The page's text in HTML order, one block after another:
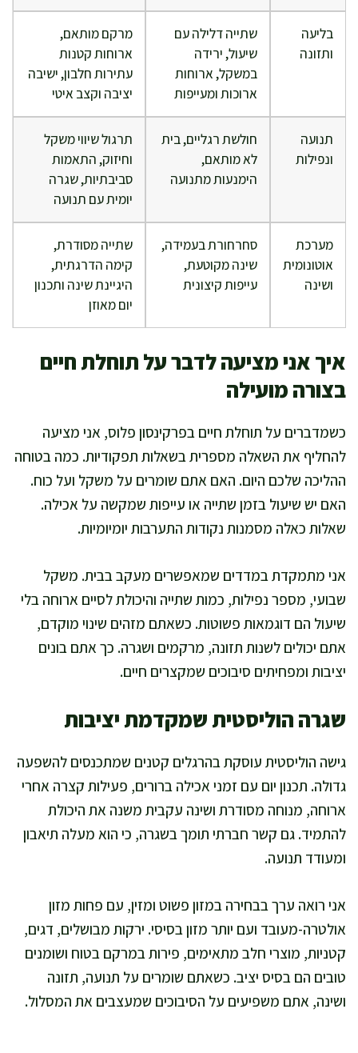
בליעה
ותזונה
שתייה דלילה עם
שיעול, ירידה
במשקל, ארוחות
ארוכות ומעייפות
מרקם מותאם,
ארוחות קטנות
עתירות חלבון, ישיבה
יציבה וקצב איטי
תנועה
ונפילות
חולשת רגליים, בית
לא מותאם,
הימנעות מתנועה
תרגול שיווי משקל
וחיזוק, התאמות
סביבתיות, שגרה
יומית עם תנועה
מערכת
אוטונומית
ושינה
סחרחורת בעמידה,
שינה מקוטעת,
עייפות קיצונית
שתייה מסודרת,
קימה הדרגתית,
היגיינת שינה ותכנון
יום מאוזן
איך אני מציעה לדבר על תוחלת חיים
בצורה מועילה
כשמדברים על תוחלת חיים בפרקינסון פלוס, אני מציעה
להחליף את השאלה מספרית בשאלות תפקודיות. כמה בטוחה
ההליכה שלכם היום. האם אתם שומרים על משקל ועל כוח.
האם יש שיעול בזמן שתייה או עייפות שמקשה על אכילה.
שאלות כאלה מסמנות נקודות התערבות יומיומיות.
אני מתמקדת במדדים שמאפשרים מעקב בבית. משקל
שבועי, מספר נפילות, כמות שתייה והיכולת לסיים ארוחה בלי
שיעול הם דוגמאות פשוטות. כשאתם מזהים שינוי מוקדם,
אתם יכולים לשנות תזונה, מרקמים ושגרה. כך אתם בונים
יציבות ומפחיתים סיבוכים שמקצרים חיים.
שגרה הוליסטית שמקדמת יציבות
גישה הוליסטית עוסקת בהרגלים קטנים שמתכנסים להשפעה
גדולה. תכנון יום עם זמני אכילה ברורים, פעילות קצרה אחרי
ארוחה, מנוחה מסודרת ושינה עקבית משנה את היכולת
להתמיד. גם קשר חברתי תומך בשגרה, כי הוא מעלה תיאבון
ומעודד תנועה.
אני רואה ערך בבחירה במזון פשוט ומזין, עם פחות מזון
אולטרה-מעובד ועם יותר מזון בסיסי. ירקות מבושלים, דגים,
קטניות, מוצרי חלב מתאימים, פירות במרקם בטוח ושומנים
טובים הם בסיס יציב. כשאתם שומרים על תנועה, תזונה
ושינה, אתם משפיעים על הסיבוכים שמעצבים את המסלול.